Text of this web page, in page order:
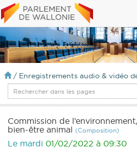
/ Enregistrements audio & vidéo
Commission de
bien-être animal (Composition)
Le mardi 01/02/2022 à 09:30